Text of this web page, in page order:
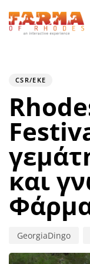
CSR/EKE
και
GeorgiaDingo